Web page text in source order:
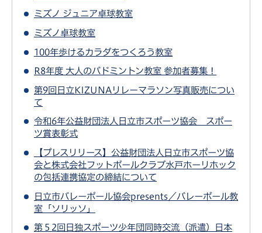
ミズノ ジュニア卓球教室
ミズノ卓球教室
100年歩けるカラダをつくろう教室
R8年度 大人のバドミントン教室 参加者募集！
第9回日立KIZUNAリレーマラソン写真販売につい
て
令和6年公益財団法人日立市スポーツ協会 スポー
ツ賞表彰式
【プレスリリース】公益財団法人日立市スポーツ協
会と株式会社フットボールクラブ水戸ホーリホック
の包括連携協定の締結について
日立市バレーボール協会presents／バレーボール教
室「ソリッソ」
第５2回日独スポーツ少年団同時交流（派遣）日本